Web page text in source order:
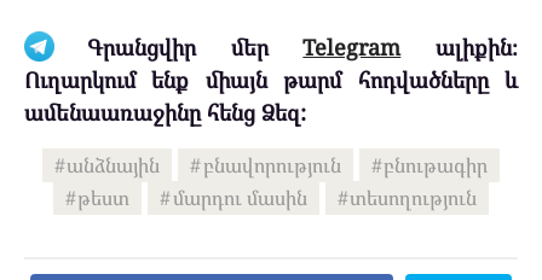
Գրանցվիր մերTelegramալիքին։
Ուղարկում ենք միայն թարմ հոդվածները և
ամենաառաջինը հենց Ձեզ:
անձնային բնավորություն
բնութագիր
թեստ
մարդու մասին տեսողություն